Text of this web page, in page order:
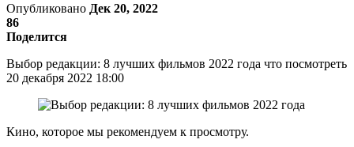
Опубликовано Дек 20, 2022
86
Поделится
Выбор редакции: 8 лучших фильмов 2022 года что посмотреть
20 декабря 2022 18:00
Кино, которое мы рекомендуем к просмотру.